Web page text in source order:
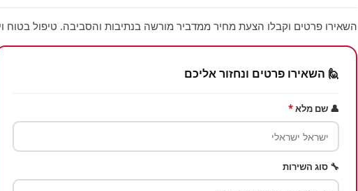
השאירו פרטים וקבלו הצעת מחיר ממדביר מורשה בנתיבות והסביבה. טיפול בטוח
🙋 השאירו פרטים ונחזור אליכם
👤 שם מלא*
🔧 סוג השירות